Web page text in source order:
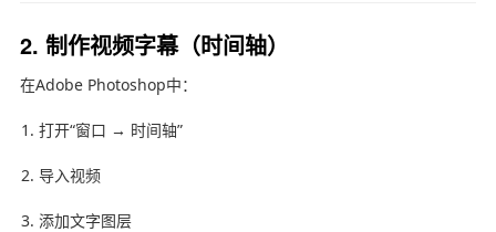
2. 制作视频字幕（时间轴）
在Adobe Photoshop中：
打开“窗口 → 时间轴”
导入视频
添加文字图层